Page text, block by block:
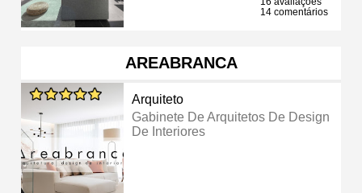
14 comentários
AREABRANCA
Arquiteto
Gabinete De Arquitetos De Design
De Interiores